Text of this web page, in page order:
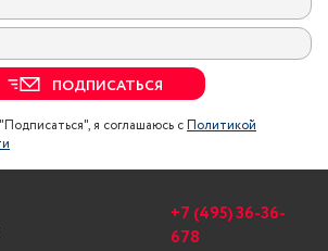
ПОДПИСАТЬСЯ
я соглашаюсь сПолитикой
+7 (495) 36-36-
678